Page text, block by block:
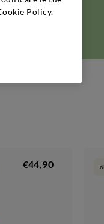
conferiscano
Ghibellini, 3 -
€44,90
Policy.